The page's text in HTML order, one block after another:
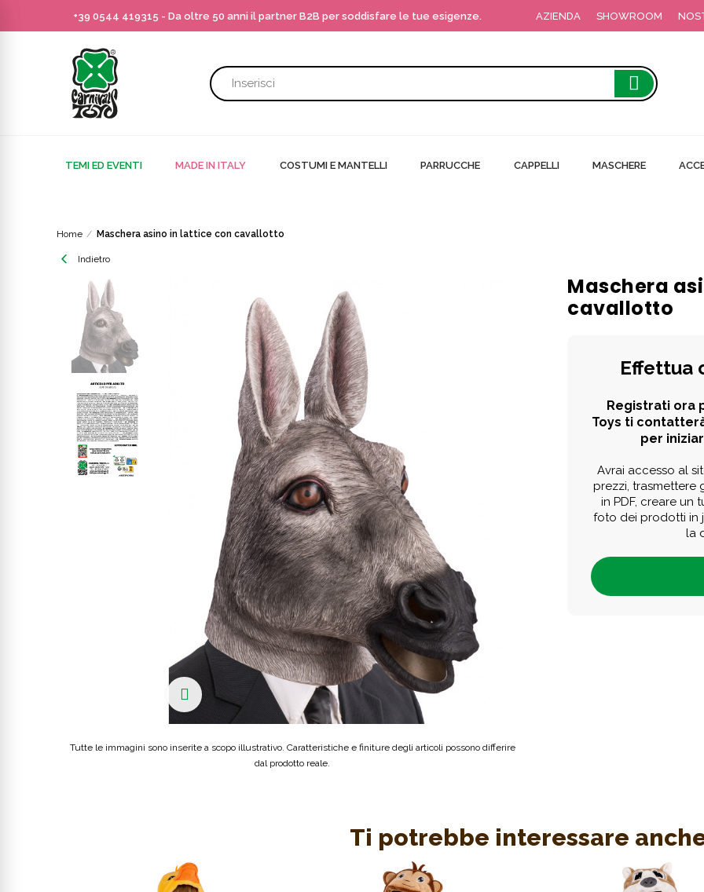
+39 0544 419315 - Da oltre 50 anni il partner B2B per soddisfare le tue esigenze. AZIENDA SHOWROOM
TEMI ED EVENTI MADE IN ITALY COSTUMI E MANTELLI PARRUCCHE CAPPELLI MASCHERE
Home Maschera asino in lattice con cavallotto
Indietro
Click to enlarge
Tutte le immagini sono inserite a scopo illustrativo. Caratteristiche e finiture degli articoli possono differire
dal prodotto reale.
Maschera
cavallotto
Effettua
Registrati ora
Toys ti
per
Avrai accesso al
prezzi, trasmettere
in PDF, creare un
foto dei prodotti in
la
Ti potrebbe interessare